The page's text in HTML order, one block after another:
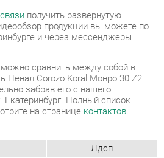
забрав его с нашего
Полный список
на страницеконтактов.
Лдсп
Белый
300
290